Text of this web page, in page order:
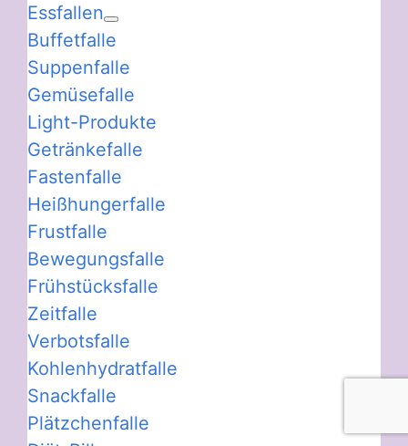
Essfallen
Buffetfalle
Suppenfalle
Gemüsefalle
Light-Produkte
Getränkefalle
Fastenfalle
Heißhungerfalle
Frustfalle
Bewegungsfalle
Frühstücksfalle
Zeitfalle
Verbotsfalle
Kohlenhydratfalle
Snackfalle
Plätzchenfalle